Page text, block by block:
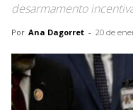
desarmamento
Por Ana Dagorret - 20 de